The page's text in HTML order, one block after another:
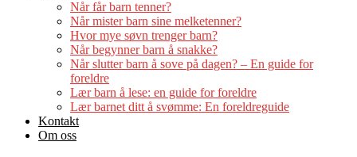
Når får barn tenner?
Når mister barn sine melketenner?
Hvor mye søvn trenger barn?
Når begynner barn å snakke?
Når slutter barn å sove på dagen? – En guide for
foreldre
Lær barn å lese: en guide for foreldre
Lær barnet ditt å svømme: En foreldreguide
Kontakt
Om oss